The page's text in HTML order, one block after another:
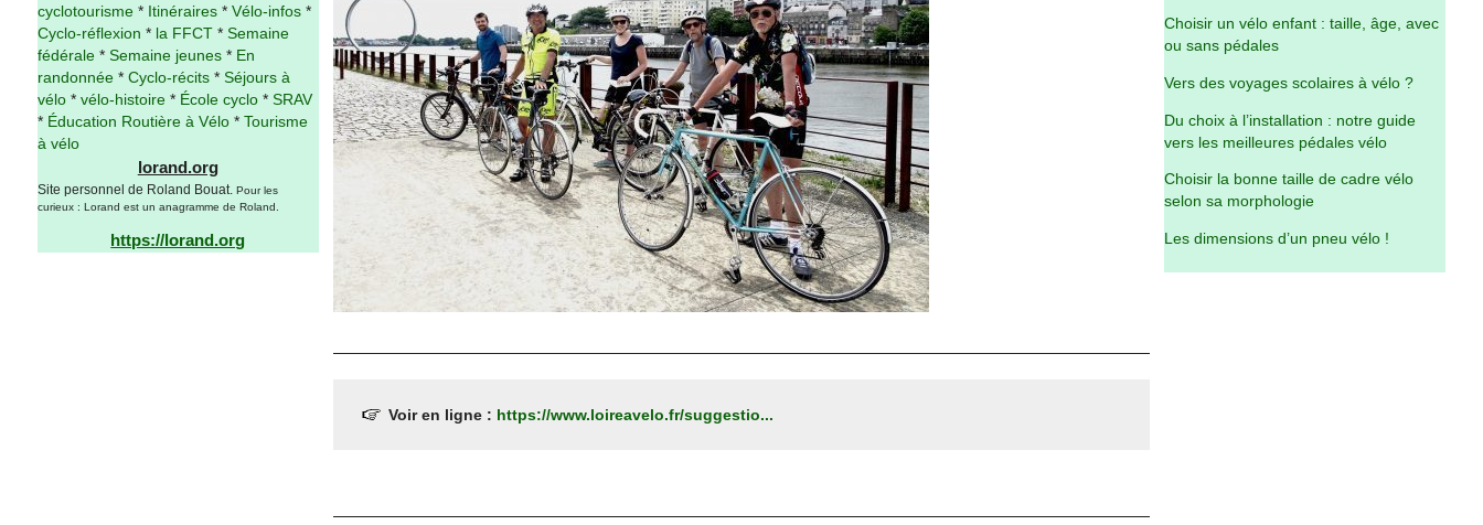
cyclotourisme* Itinéraires* Vélo-infos*
Cyclo-réflexion * la FFCT* Semaine
fédérale* Semaine jeunes* En
randonnée* Cyclo-récits* Séjours à
vélo* vélo-histoire* École cyclo* SRAV
* Éducation Routière à Vélo* Tourisme
à vélo
lorand.org
Site personnel de Roland Bouat. Pour les
curieux : Lorand est un anagramme de Roland.
https://lorand.org
Voir en ligne : https://www.loireavelo.fr/suggestio...
Choisir un vélo enfant : taille, âge, avec
ou sans pédales
Vers des voyages scolaires à vélo ?
Du choix à l’installation : notre guide
vers les meilleures pédales vélo
Choisir la bonne taille de cadre vélo
selon sa morphologie
Les dimensions d’un pneu vélo !